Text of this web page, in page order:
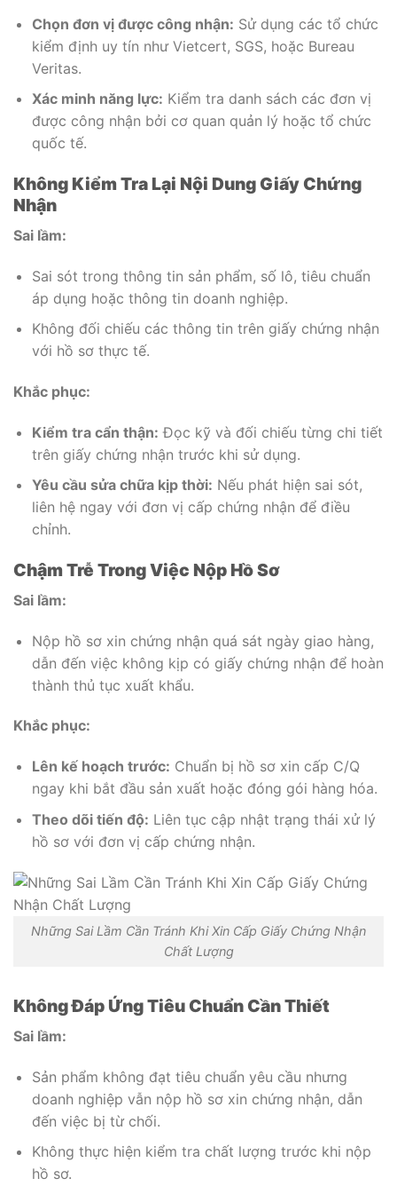
Chọn đơn vị được công nhận: Sử dụng các tổ chức
kiểm định uy tín như Vietcert, SGS, hoặc Bureau
Veritas.
Xác minh năng lực: Kiểm tra danh sách các đơn vị
được công nhận bởi cơ quan quản lý hoặc tổ chức
quốc tế.
Không Kiểm Tra Lại Nội Dung Giấy Chứng
Nhận
Sai lầm:
Sai sót trong thông tin sản phẩm, số lô, tiêu chuẩn
áp dụng hoặc thông tin doanh nghiệp.
Không đối chiếu các thông tin trên giấy chứng nhận
với hồ sơ thực tế.
Khắc phục:
Kiểm tra cẩn thận: Đọc kỹ và đối chiếu từng chi tiết
trên giấy chứng nhận trước khi sử dụng.
Yêu cầu sửa chữa kịp thời: Nếu phát hiện sai sót,
liên hệ ngay với đơn vị cấp chứng nhận để điều
chỉnh.
Chậm Trễ Trong Việc Nộp Hồ Sơ
Sai lầm:
Nộp hồ sơ xin chứng nhận quá sát ngày giao hàng,
dẫn đến việc không kịp có giấy chứng nhận để hoàn
thành thủ tục xuất khẩu.
Khắc phục:
Lên kế hoạch trước: Chuẩn bị hồ sơ xin cấp C/Q
ngay khi bắt đầu sản xuất hoặc đóng gói hàng hóa.
Theo dõi tiến độ: Liên tục cập nhật trạng thái xử lý
hồ sơ với đơn vị cấp chứng nhận.
Những Sai Lầm Cần Tránh Khi Xin Cấp Giấy Chứng Nhận
Chất Lượng
Không Đáp Ứng Tiêu Chuẩn Cần Thiết
Sai lầm:
Sản phẩm không đạt tiêu chuẩn yêu cầu nhưng
doanh nghiệp vẫn nộp hồ sơ xin chứng nhận, dẫn
đến việc bị từ chối.
Không thực hiện kiểm tra chất lượng trước khi nộp
hồ sơ.